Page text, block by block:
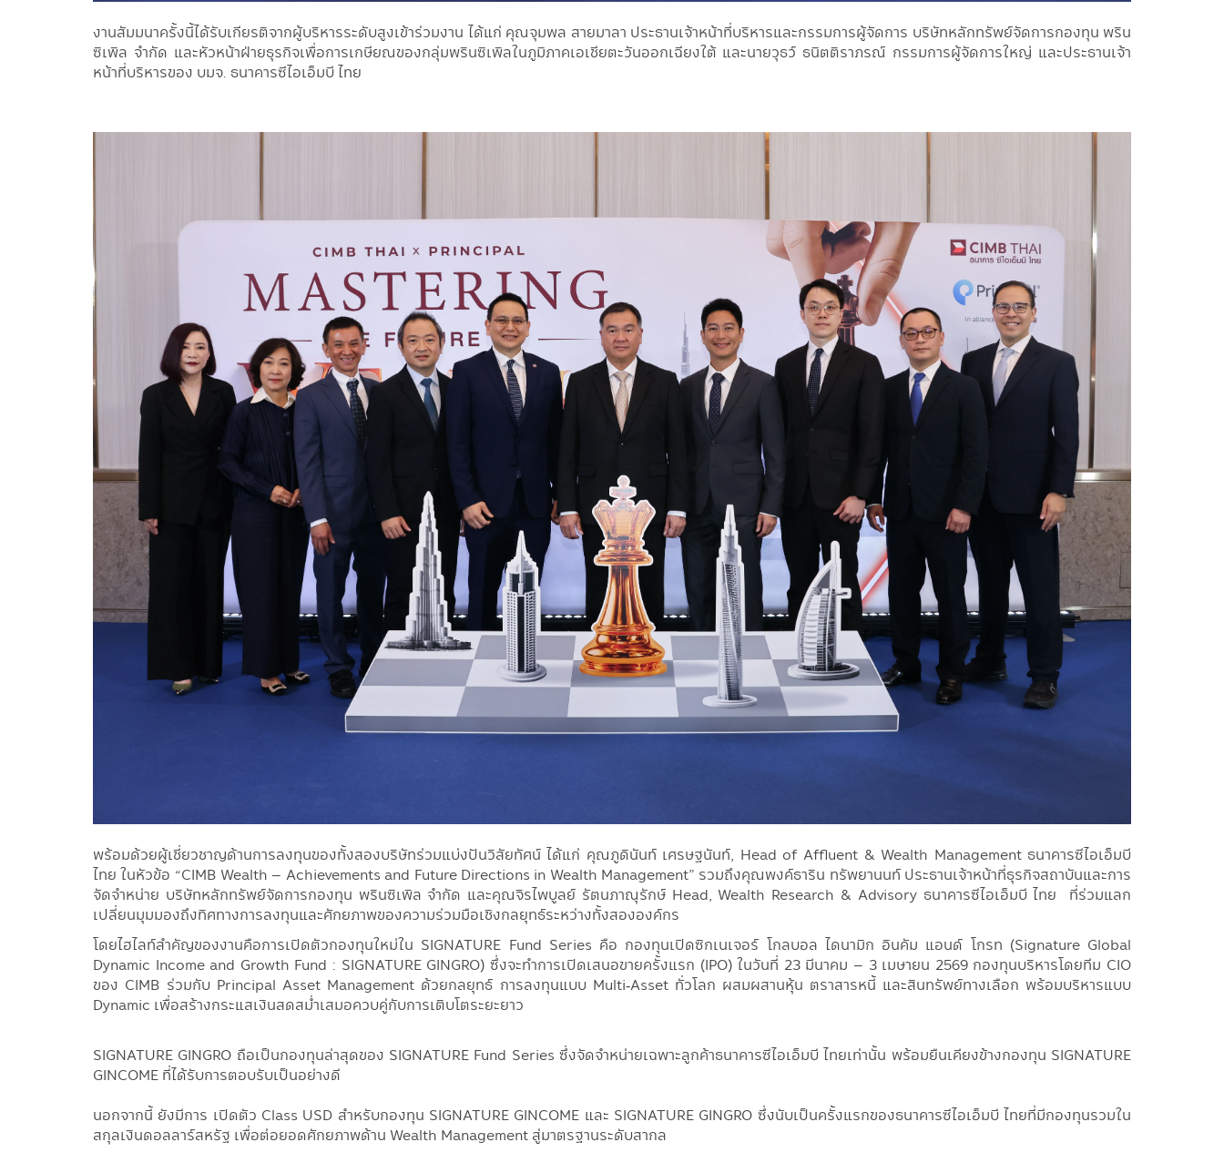
งานสัมมนาครั้งนี้ได้รับเกียรติจากผู้บริหารระดับสูงเข้าร่วมงาน ได้แก่ คุณจุมพล สายมาลา ประธานเจ้าหน้าที่บริหารและกรรมการผู้จัดการ บริษัทหลักทรัพย์จัดการกองทุน พริน
ซิเพิล จำกัด และหัวหน้าฝ่ายธุรกิจเพื่อการเกษียณของกลุ่มพรินซิเพิลในภูมิภาคเอเชียตะวันออกเฉียงใต้ และนายวุธว์ ธนิตติราภรณ์ กรรมการผู้จัดการใหญ่ และประธานเจ้า
หน้าที่บริหารของ บมจ. ธนาคารซีไอเอ็มบี ไทย
พร้อมด้วยผู้เชี่ยวชาญด้านการลงทุนของทั้งสองบริษัทร่วมแบ่งปันวิสัยทัศน์ ได้แก่ คุณภูดินันท์ เศรษฐนันท์, Head of Affluent & Wealth Management ธนาคารซีไอเอ็มบี
ไทย ในหัวข้อ “CIMB Wealth – Achievements and Future Directions in Wealth Management” รวมถึงคุณพงค์ธาริน ทรัพยานนท์ ประธานเจ้าหน้าที่ธุรกิจสถาบันและการ
จัดจำหน่าย บริษัทหลักทรัพย์จัดการกองทุน พรินซิเพิล จำกัด และคุณจิรไพบูลย์ รัตนภาณุรักษ์ Head, Wealth Research & Advisory ธนาคารซีไอเอ็มบี ไทย ที่ร่วมแลก
เปลี่ยนมุมมองถึงทิศทางการลงทุนและศักยภาพของความร่วมมือเชิงกลยุทธ์ระหว่างทั้งสององค์กร
โดยไฮไลท์สำคัญของงานคือการเปิดตัวกองทุนใหม่ใน SIGNATURE Fund Series คือ กองทุนเปิดซิกเนเจอร์ โกลบอล ไดนามิก อินคัม แอนด์ โกรท (Signature Global
Dynamic Income and Growth Fund : SIGNATURE GINGRO) ซึ่งจะทำการเปิดเสนอขายครั้งแรก (IPO) ในวันที่ 23 มีนาคม – 3 เมษายน 2569 กองทุนบริหารโดยทีม CIO
ของ CIMB ร่วมกับ Principal Asset Management ด้วยกลยุทธ์ การลงทุนแบบ Multi‑Asset ทั่วโลก ผสมผสานหุ้น ตราสารหนี้ และสินทรัพย์ทางเลือก พร้อมบริหารแบบ
Dynamic เพื่อสร้างกระแสเงินสดสม่ำเสมอควบคู่กับการเติบโตระยะยาว
SIGNATURE GINGRO ถือเป็นกองทุนล่าสุดของ SIGNATURE Fund Series ซึ่งจัดจำหน่ายเฉพาะลูกค้าธนาคารซีไอเอ็มบี ไทยเท่านั้น พร้อมยืนเคียงข้างกองทุน SIGNATURE
GINCOME ที่ได้รับการตอบรับเป็นอย่างดี
นอกจากนี้ ยังมีการ เปิดตัว Class USD สำหรับกองทุน SIGNATURE GINCOME และ SIGNATURE GINGRO ซึ่งนับเป็นครั้งแรกของธนาคารซีไอเอ็มบี ไทยที่มีกองทุนรวมใน
สกุลเงินดอลลาร์สหรัฐ เพื่อต่อยอดศักยภาพด้าน Wealth Management สู่มาตรฐานระดับสากล